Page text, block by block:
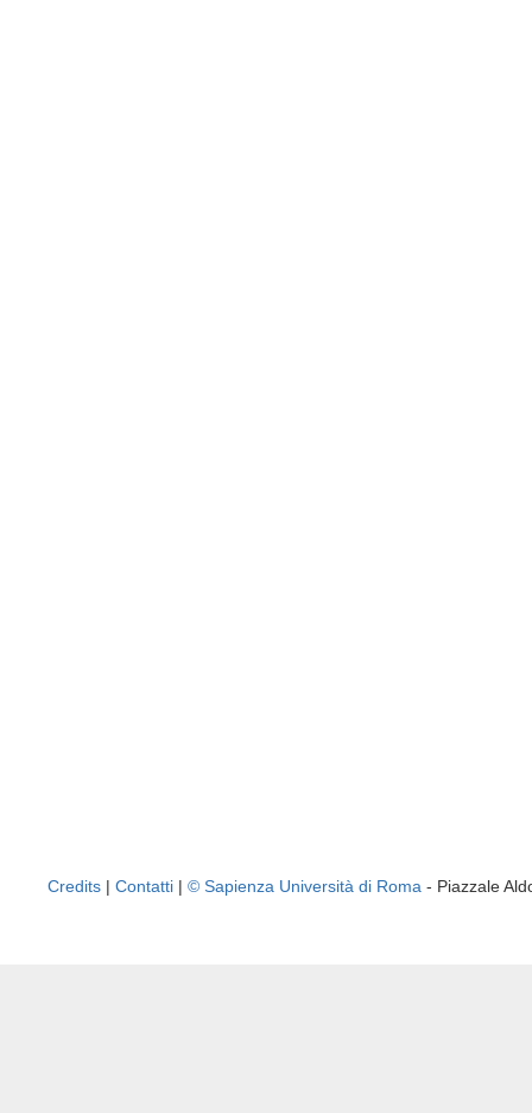
Credits | Contatti | © Sapienza Università di Roma - Piazzale